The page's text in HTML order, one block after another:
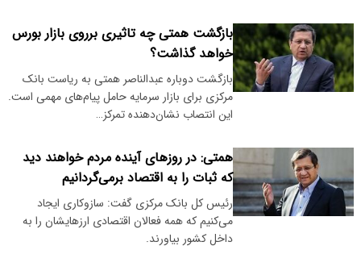
بازگشت همتی چه تاثیری برروی بازار بورس
خواهد گذاشت؟
بازگشت دوباره عبدالناصر همتی به ریاست بانک
مرکزی برای بازار سرمایه حامل پیام‌های مهمی است.
این انتصاب نشان‌دهنده تمرکز…
همتی: در روزهای آینده مردم خواهند دید
که ثبات را به اقتصاد برمی‌گردانیم
رئیس کل بانک مرکزی گفت: سازوکاری ایجاد
می‌کنیم که همه فعالان اقتصادی ارزهایشان را به
داخل کشور بیاورند.